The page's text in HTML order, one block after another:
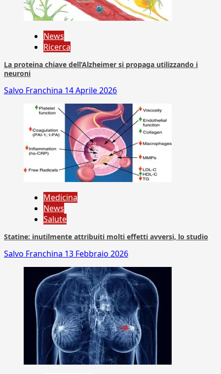
News
Ricerca
La proteina chiave dell’Alzheimer si propaga utilizzando i
neuroni
Salvo Franchina 14 Aprile 2026
Medicina
News
Salute
Statine: inutilmente attribuiti molti effetti avversi, lo studio
Salvo Franchina 13 Febbraio 2026